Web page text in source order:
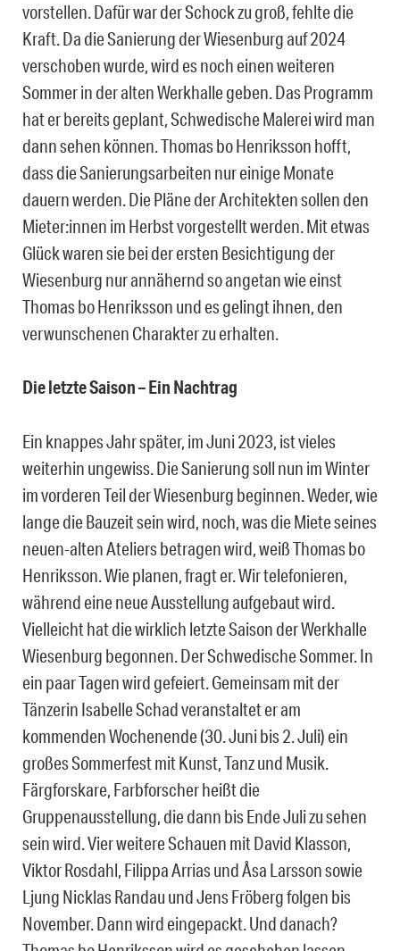
vorstellen. Dafür war der Schock zu groß, fehlte die
Kraft. Da die Sanierung der Wiesenburg auf 2024
verschoben wurde, wird es noch einen weiteren
Sommer in der alten Werkhalle geben. Das Programm
hat er bereits geplant, Schwedische Malerei wird man
dann sehen können. Thomas bo Henriksson hofft,
dass die Sanierungsarbeiten nur einige Monate
dauern werden. Die Pläne der Architekten sollen den
Mieter:innen im Herbst vorgestellt werden. Mit etwas
Glück waren sie bei der ersten Besichtigung der
Wiesenburg nur annähernd so angetan wie einst
Thomas bo Henriksson und es gelingt ihnen, den
verwunschenen Charakter zu erhalten.
Die letzte Saison – Ein Nachtrag
Ein knappes Jahr später, im Juni 2023, ist vieles
weiterhin ungewiss. Die Sanierung soll nun im Winter
im vorderen Teil der Wiesenburg beginnen. Weder, wie
lange die Bauzeit sein wird, noch, was die Miete seines
neuen-alten Ateliers betragen wird, weiß Thomas bo
Henriksson. Wie planen, fragt er. Wir telefonieren,
während eine neue Ausstellung aufgebaut wird.
Vielleicht hat die wirklich letzte Saison der Werkhalle
Wiesenburg begonnen. Der Schwedische Sommer. In
ein paar Tagen wird gefeiert. Gemeinsam mit der
Tänzerin Isabelle Schad veranstaltet er am
kommenden Wochenende (30. Juni bis 2. Juli) ein
großes Sommerfest mit Kunst, Tanz und Musik.
Färgforskare, Farbforscher heißt die
Gruppenausstellung, die dann bis Ende Juli zu sehen
sein wird. Vier weitere Schauen mit David Klasson,
Viktor Rosdahl, Filippa Arrias und Åsa Larsson sowie
Ljung Nicklas Randau und Jens Fröberg folgen bis
November. Dann wird eingepackt. Und danach?